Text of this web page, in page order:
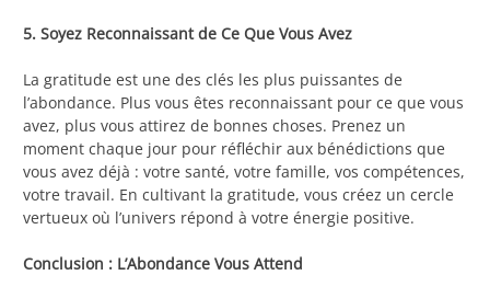
5. Soyez Reconnaissant de Ce Que Vous Avez
La gratitude est une des clés les plus puissantes de
l’abondance. Plus vous êtes reconnaissant pour ce que vous
avez, plus vous attirez de bonnes choses. Prenez un
moment chaque jour pour réfléchir aux bénédictions que
vous avez déjà : votre santé, votre famille, vos compétences,
votre travail. En cultivant la gratitude, vous créez un cercle
vertueux où l’univers répond à votre énergie positive.
Conclusion : L’Abondance Vous Attend